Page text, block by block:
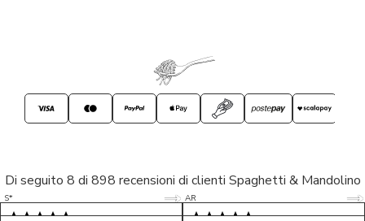
Di seguito 8 di 898 recensioni di clienti Spaghetti & Mandolino
S* 5/5
LP 5/5
AR 5/5
D* 5/5